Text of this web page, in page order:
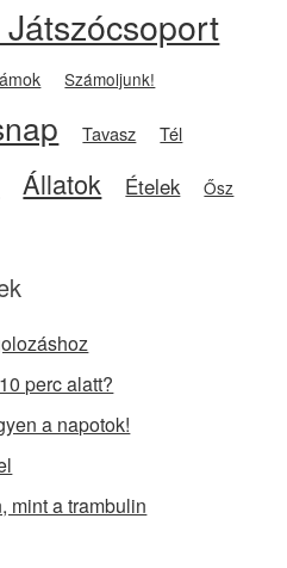
Számoljunk!
Tavasz Tél
Állatok Ételek Ősz
perc alatt?
a napotok!
mint a trambulin